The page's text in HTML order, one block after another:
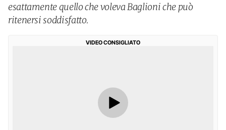
esattamente quello che voleva Baglioni che può
ritenersi soddisfatto.
VIDEO CONSIGLIATO